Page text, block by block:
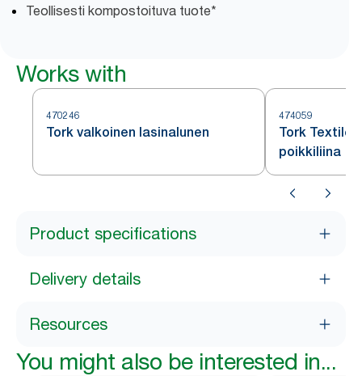
Teollisesti kompostoituva tuote*
Works with
470246
Tork valkoinen lasinalunen
474059
Tork Textile
poikkiliina
Product specifications
Delivery details
Resources
You might also be interested in...